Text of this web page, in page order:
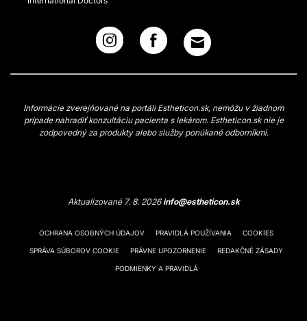
Informácie zverejňované na portáli Estheticon.sk, nemôžu v žiadnom
prípade nahradiť konzultáciu pacienta s lekárom. Estheticon.sk nie je
zodpovedný za produkty alebo služby ponúkané odborníkmi.
Aktualizované 7. 8. 2026info@estheticon.sk
OCHRANA OSOBNÝCH ÚDAJOV PRAVIDLÁ POUŽÍVANIA COOKIES
SPRÁVA SÚBOROV COOKIE PRÁVNE UPOZORNENIE REDAKČNÉ ZÁSADY
PODMIENKY A PRAVIDLÁ